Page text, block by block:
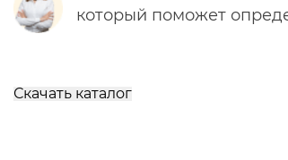
который поможет
Скачать каталог